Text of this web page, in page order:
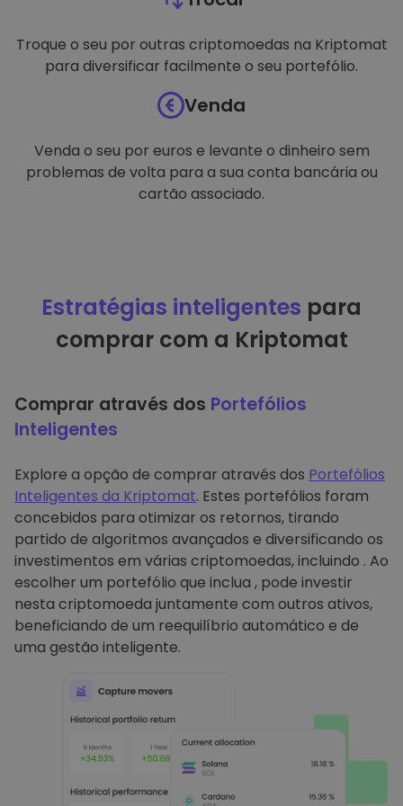
Troque o seu por outras criptomoedas na Kriptomat
para diversificar facilmente o seu portefólio.
Venda
Venda o seu por euros e levante o dinheiro sem
problemas de volta para a sua conta bancária ou
cartão associado.
Estratégias inteligentes para
comprar com a Kriptomat
Comprar através dos Portefólios
Inteligentes
Explore a opção de comprar através dos Portefólios
Inteligentes da Kriptomat. Estes portefólios foram
concebidos para otimizar os retornos, tirando
partido de algoritmos avançados e diversificando os
investimentos em várias criptomoedas, incluindo . Ao
escolher um portefólio que inclua , pode investir
nesta criptomoeda juntamente com outros ativos,
beneficiando de um reequilíbrio automático e de
uma gestão inteligente.